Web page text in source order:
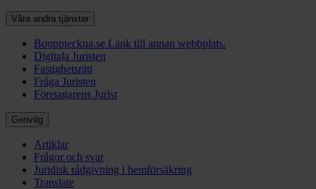
Våra andra tjänster
Bouppteckna.se Länk till annan webbplats.
Digitala Juristen
Fastighetsrätt
Fråga Juristen
Företagarens Jurist
Genväg
Artiklar
Frågor och svar
Juridisk rådgivning i hemförsäkring
Translate